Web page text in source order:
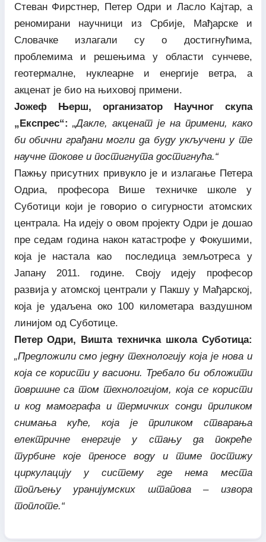
Стеван Фирстнер, Петер Одри и Ласло Кајтар, а
реномирани научници из Србије, Мађарске и
Словачке излагали су о достигнућима,
проблемима и решењима у области сунчеве,
геотермалне, нуклеарне и енергије ветра, а
акценат је био на њиховој примени.
Јожеф Њерш, организатор Научног скупа
„Експрес“: „Дакле, акценат је на примени, како
би обични грађани могли да буду укључени у те
научне токове и постигнута достигнућа.“
Пажњу присутних привукло је и излагање Петера
Одриа, професора Више техничке школе у
Суботици који је говорио о сигурности атомских
централа. На идеју о овом пројекту Одри је дошао
пре седам година након катастрофе у Фокушими,
која је настала као последица земљотреса у
Јапану 2011. године. Своју идеју професор
развија у атомској централи у Пакшу у Мађарској,
која је удаљена око 100 километара ваздушном
линијом од Суботице.
Петер Одри, Вишта техничка школа Суботица:
„Предложили смо једну технологију која је нова и
која се користи у васиони. Требало би обложити
површине са том технологијом, која се користи
и код мамографа и термичких сонди приликом
снимања куће, која је приликом стварања
електричне енергије у стању да покреће
турбине које преносе воду и тиме постижу
циркулацију у систему где нема места
топљењу уранијумских штапова – извора
топлоте.“